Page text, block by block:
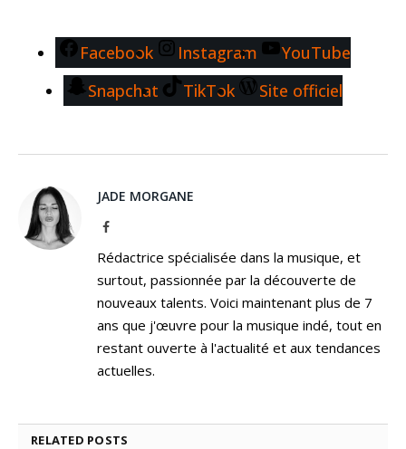
Facebook Instagram
YouTube
Snapchat
TikTok Site officiel
JADE MORGANE
Facebook
Rédactrice spécialisée dans la musique, et
surtout, passionnée par la découverte de
nouveaux talents. Voici maintenant plus de 7
ans que j'œuvre pour la musique indé, tout en
restant ouverte à l'actualité et aux tendances
actuelles.
RELATED POSTS